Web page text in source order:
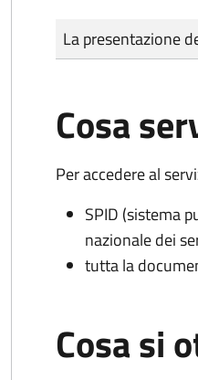
Tipo di pagamento
Importo
La presentazione
Cosa
Per accedere al
SPID (sistema
nazionale dei
tutta la
Cosa si